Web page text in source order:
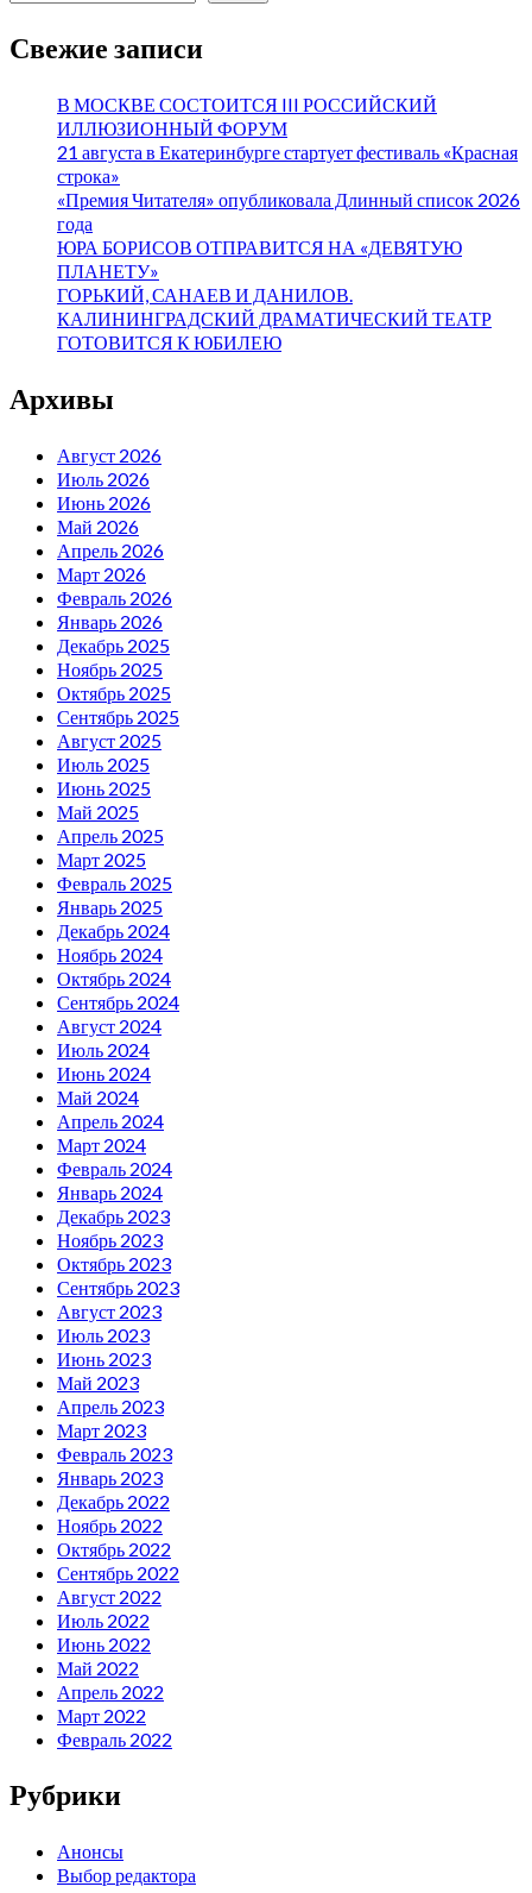
Свежие записи
В МОСКВЕ СОСТОИТСЯ III РОССИЙСКИЙ
ИЛЛЮЗИОННЫЙ ФОРУМ
21 августа в Екатеринбурге стартует фестиваль «Красная
строка»
«Премия Читателя» опубликовала Длинный список 2026
года
ЮРА БОРИСОВ ОТПРАВИТСЯ НА «ДЕВЯТУЮ
ПЛАНЕТУ»
ГОРЬКИЙ, САНАЕВ И ДАНИЛОВ.
КАЛИНИНГРАДСКИЙ ДРАМАТИЧЕСКИЙ ТЕАТР
ГОТОВИТСЯ К ЮБИЛЕЮ
Архивы
Август 2026
Июль 2026
Июнь 2026
Май 2026
Апрель 2026
Март 2026
Февраль 2026
Январь 2026
Декабрь 2025
Ноябрь 2025
Октябрь 2025
Сентябрь 2025
Август 2025
Июль 2025
Июнь 2025
Май 2025
Апрель 2025
Март 2025
Февраль 2025
Январь 2025
Декабрь 2024
Ноябрь 2024
Октябрь 2024
Сентябрь 2024
Август 2024
Июль 2024
Июнь 2024
Май 2024
Апрель 2024
Март 2024
Февраль 2024
Январь 2024
Декабрь 2023
Ноябрь 2023
Октябрь 2023
Сентябрь 2023
Август 2023
Июль 2023
Июнь 2023
Май 2023
Апрель 2023
Март 2023
Февраль 2023
Январь 2023
Декабрь 2022
Ноябрь 2022
Октябрь 2022
Сентябрь 2022
Август 2022
Июль 2022
Июнь 2022
Май 2022
Апрель 2022
Март 2022
Февраль 2022
Рубрики
Анонсы
Выбор редактора